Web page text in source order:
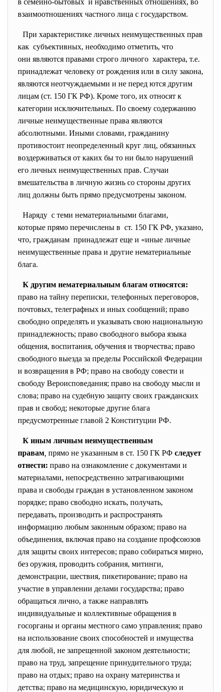
в семейно-бытовых и нравственных отношениях, во
взаимоотношениях частного лица с государством.
При характеристике личных неимущественных прав
как субъективных, необходимо отметить, что
они являются правами строго личного характера, т.е.
принадлежат человеку от рождения или в силу закона,
являются неотчуждаемыми и не перед ются другим
лицам (ст. 150 ГК РФ). Кроме того, их относят к
категории исключительных. По своему содержанию
личные неимущественные права являются
абсолютными. Иными словами, гражданину
противостоит неопределенный круг лиц, обязанных
воздерживаться от каких бы то ни было нарушений
его личных неимущественных прав. Случаи
вмешательства в личную жизнь со стороны других
лиц должны быть прямо предусмотрены законом.
Наряду с теми нематериальными благами,
которые прямо перечислены в ст. 150 ГК РФ, указано,
что, гражданам принадлежат еще и «иные личные
неимущественные права и другие нематериальные
блага.
К другим нематериальным благам относятся:
право на тайну переписки, телефонных переговоров,
почтовых, телеграфных и иных сообщений; право
свободно определять и указывать свою национальную
принадлежность; право свободного выбора языка
общения, воспитания, обучения и творчества; право
свободного выезда за пределы Российской Федерации
и возвращения в РФ; право на свободу совести и
свободу Вероисповедания; право на свободу мысли и
слова; право на судебную защиту своих гражданских
прав и свобод; некоторые другие блага
предусмотренные главой 2 Конституции РФ.
К иным личным неимущественным
правам прямо не указанным в ст. 150 ГК РФ следует
отнести: право на ознакомление с документами и
материалами, непосредственно затрагивающими
права и свободы граждан в установленном законом
порядке; право свободно искать, получать,
передавать, производить и распространять
информацию любым законным образом; право на
объединения, включая право на создание профсоюзов
для защиты своих интересов; право собираться мирно,
без оружия, проводить собрания, митинги,
демонстрации, шествия, пикетирование; право на
участие в управлении делами государства; право
обращаться лично, а также направлять
индивидуальные и коллективные обращения в
госорганы и органы местного само управления; право
на использование своих способностей и имущества
для любой, не запрещенной законом деятельности;
право на труд, запрещение принудительного труда;
право на отдых; право на охрану материнства и
детства; право на медицинскую, юридическую и